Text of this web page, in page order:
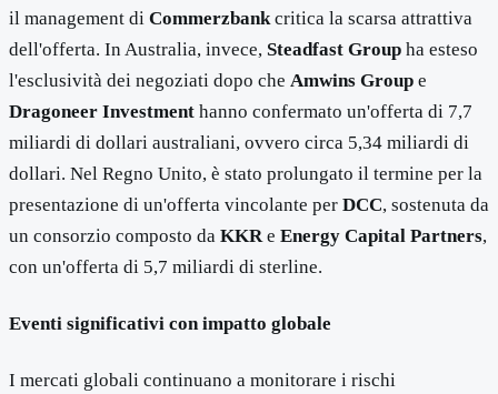
il management di Commerzbankcritica la scarsa attrattiva
dell'offerta. In Australia, invece, Steadfast Group ha esteso
l'esclusività dei negoziati dopo che Amwins Group e
Dragoneer Investment hanno confermato un'offerta di 7,7
miliardi di dollari australiani, ovvero circa 5,34 miliardi di
dollari. Nel Regno Unito, è stato prolungato il termine per la
presentazione di un'offerta vincolante per DCC, sostenuta da
un consorzio composto da KKRe Energy Capital Partners,
con un'offerta di 5,7 miliardi di sterline.
Eventi significativi con impatto globale
I mercati globali continuano a monitorare i rischi